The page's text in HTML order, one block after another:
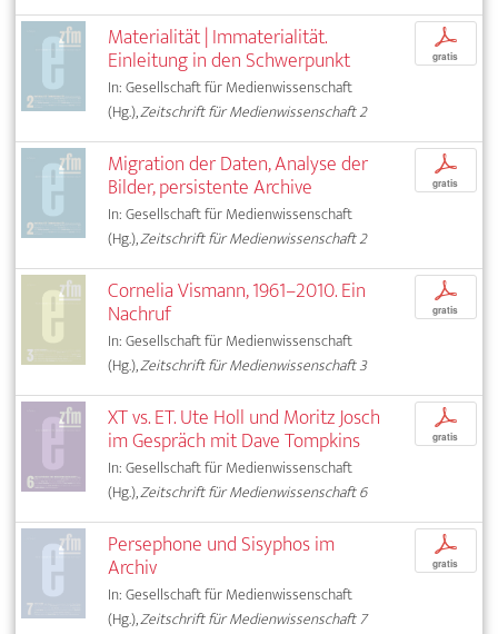
Materialität | Immaterialität.
Einleitung in den Schwerpunkt
In: Gesellschaft für Medienwissenschaft
(Hg.),Zeitschrift für Medienwissenschaft 2
p
gratis
Migration der Daten, Analyse der
Bilder, persistente Archive
In: Gesellschaft für Medienwissenschaft
(Hg.),Zeitschrift für Medienwissenschaft 2
p
gratis
Cornelia Vismann, 1961–2010. Ein
Nachruf
In: Gesellschaft für Medienwissenschaft
(Hg.),Zeitschrift für Medienwissenschaft 3
p
gratis
XT vs. ET. Ute Holl und Moritz Josch
im Gespräch mit Dave Tompkins
In: Gesellschaft für Medienwissenschaft
(Hg.),Zeitschrift für Medienwissenschaft 6
p
gratis
Persephone und Sisyphos im
Archiv
In: Gesellschaft für Medienwissenschaft
(Hg.),Zeitschrift für Medienwissenschaft 7
p
gratis